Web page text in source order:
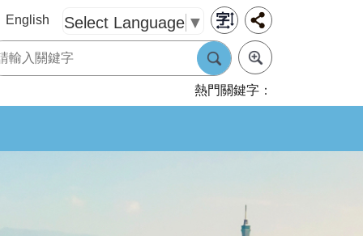
English Select Language ▼
熱門關鍵字